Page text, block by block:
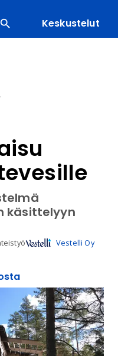
Keskustelut
käsittelyyn
Vestelli Oy